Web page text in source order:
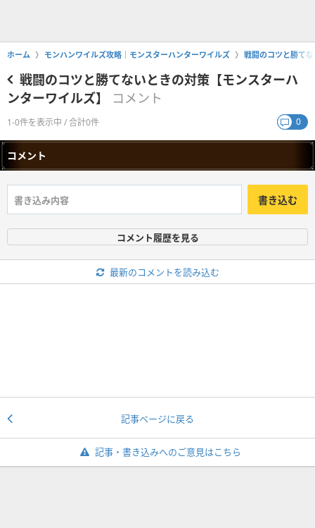
ホーム モンハンワイルズ攻略｜モンスターハンターワイルズ 戦闘のコツと勝て
戦闘のコツと勝てないときの対策【モンスターハ
ンターワイルズ】
コメント
1-0件を表示中 / 合計0件 0
コメント
書き込む
コメント履歴を見る
最新のコメントを読み込む
記事ページに戻る
記事・書き込みへのご意見はこちら